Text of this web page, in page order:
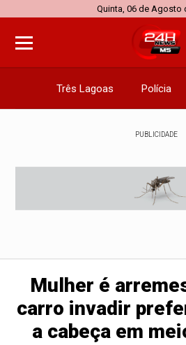
Quinta, 06 de Agosto
Três Lagoas Polícia
PUBLICIDADE
Mulher é
carro invadir
a cabeça em